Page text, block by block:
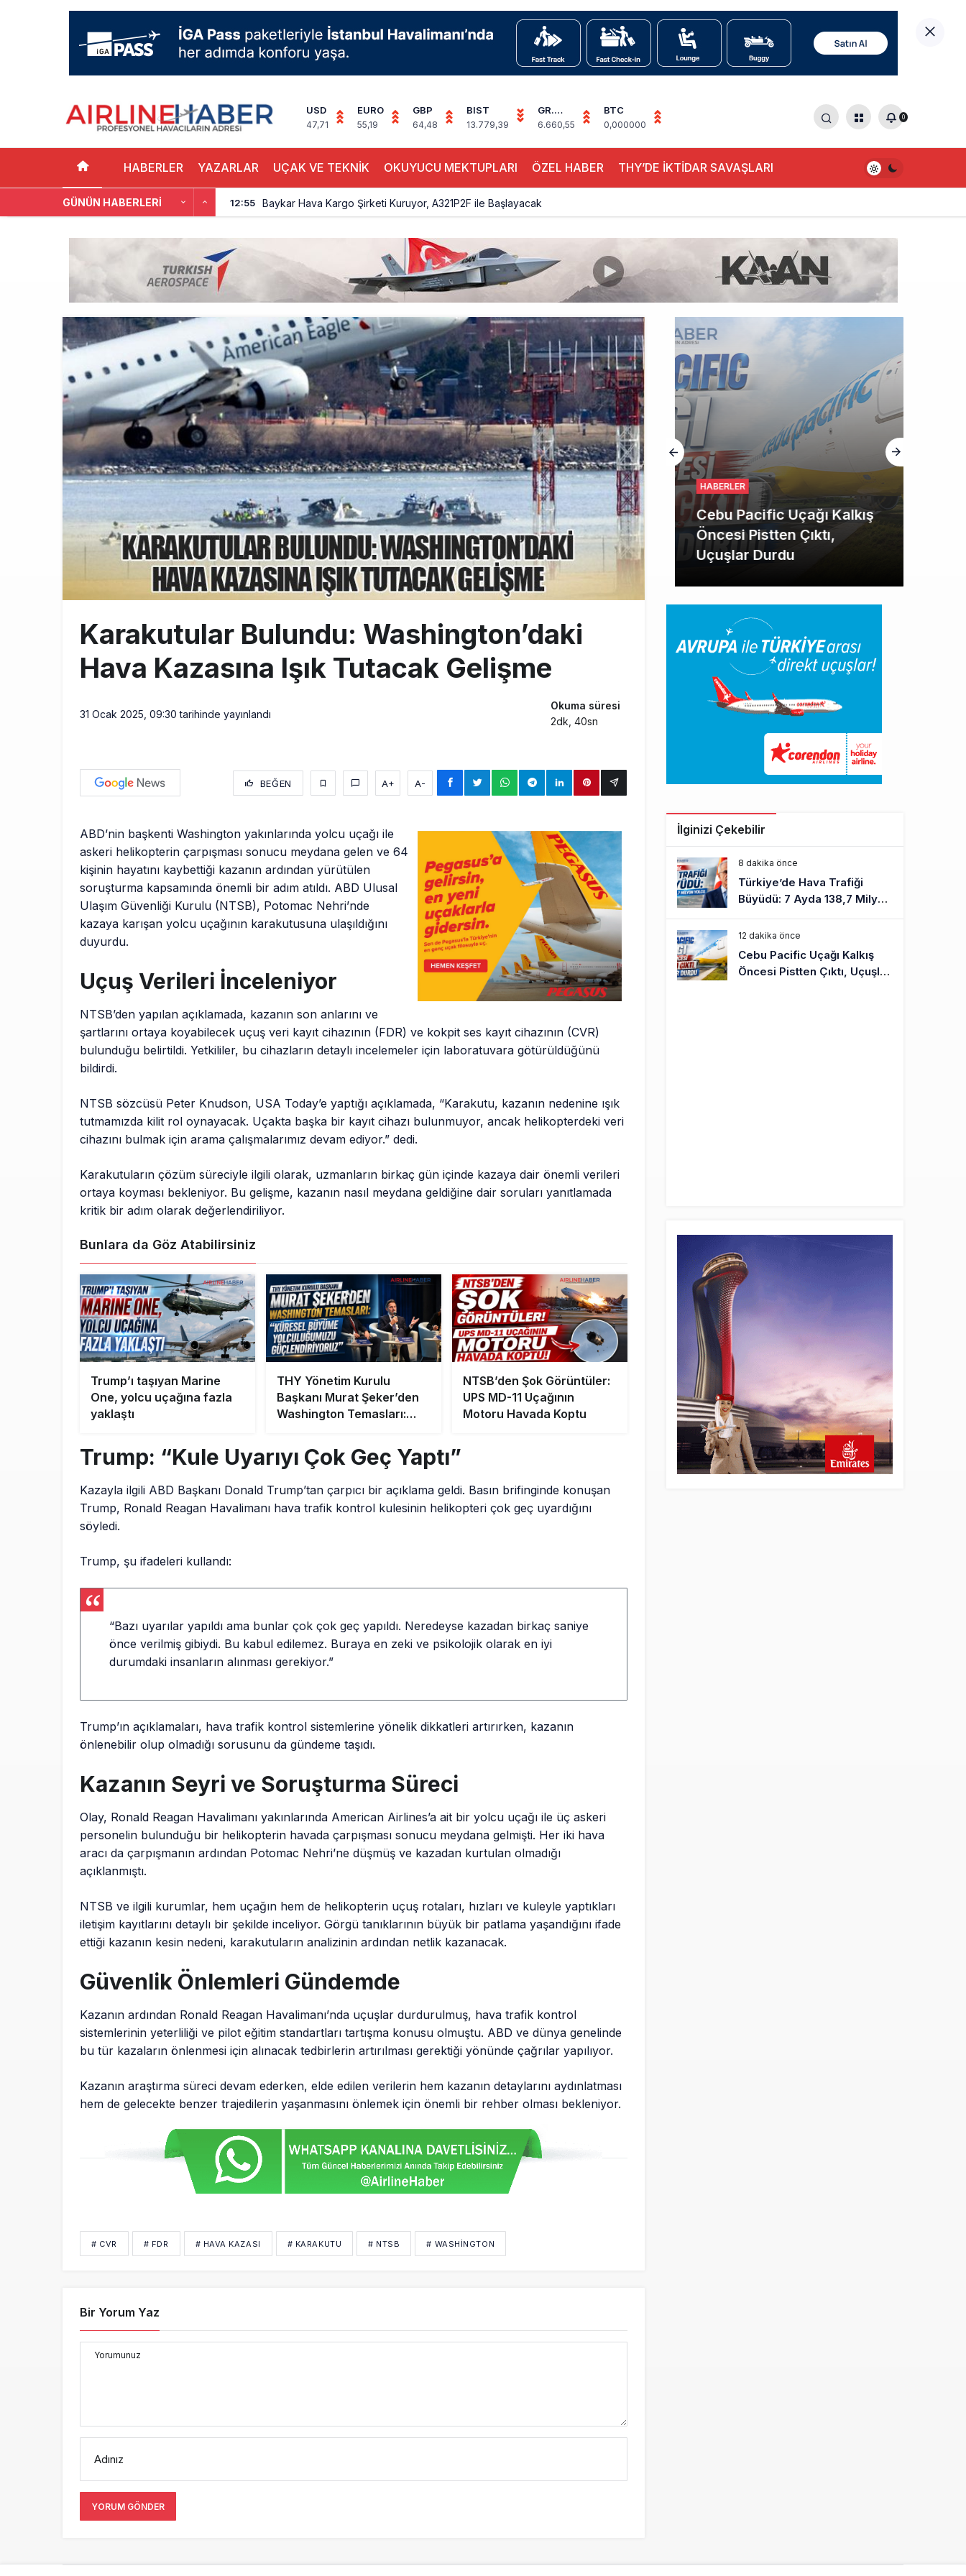
USD
47,71
EURO
55,19
GBP
64,48
BIST
13.779,39
GR.
ALTIN
6.660,55
BTC
0,000000
0
HABERLER YAZARLAR UÇAK VE TEKNİK OKUYUCU MEKTUPLARI ÖZEL HABER THY’DE İKTİDAR SAVAŞLARI
GÜNÜN HABERLERI 12:55 Baykar Hava Kargo Şirketi Kuruyor, A321P2F ile Başlayacak
Cebu Pacific Uçağı Kalkış Öncesi Pistten Çıktı, Uçuşlar Durdu
Turkish Technic’te Yeni Atama: Erdem Engin Göreve Başladı
THY, Yaklaşık 4,5 Yıl Sonra Minsk’e Yeniden Uçacak
11:58 İstanbul Havalimanı Avrupa’nın En Yoğunu Oldu, Dünyada 7’nciliğe Yükseldi
11:13 THY’nin Washington Uçağı Bulgaristan Üzerinden Geri Döndü
10:48 TOLUN P’den Yeni Atış Testi: AKINCI Hedefi Tam İsabetle Vurdu
Karakutular Bulundu: Washington’daki
Hava Kazasına Işık Tutacak Gelişme
31 Ocak 2025, 09:30 tarihinde yayınlandı
Okuma süresi
2dk, 40sn
BEĞEN A+ A-
ABD’nin başkenti Washington yakınlarında yolcu uçağı ile
askeri helikopterin çarpışması sonucu meydana gelen ve 64
kişinin hayatını kaybettiği kazanın ardından yürütülen
soruşturma kapsamında önemli bir adım atıldı. ABD Ulusal
Ulaşım Güvenliği Kurulu (NTSB), Potomac Nehri’nde
kazaya karışan yolcu uçağının karakutusuna ulaşıldığını
duyurdu.
Uçuş Verileri İnceleniyor
NTSB’den yapılan açıklamada, kazanın son anlarını ve
şartlarını ortaya koyabilecek uçuş veri kayıt cihazının (FDR) ve kokpit ses kayıt cihazının (CVR)
bulunduğu belirtildi. Yetkililer, bu cihazların detaylı incelemeler için laboratuvara götürüldüğünü
bildirdi.
NTSB sözcüsü Peter Knudson, USA Today’e yaptığı açıklamada, “Karakutu, kazanın nedenine ışık
tutmamızda kilit rol oynayacak. Uçakta başka bir kayıt cihazı bulunmuyor, ancak helikopterdeki veri
cihazını bulmak için arama çalışmalarımız devam ediyor.” dedi.
Karakutuların çözüm süreciyle ilgili olarak, uzmanların birkaç gün içinde kazaya dair önemli verileri
ortaya koyması bekleniyor. Bu gelişme, kazanın nasıl meydana geldiğine dair soruları yanıtlamada
kritik bir adım olarak değerlendiriliyor.
Bunlara da Göz Atabilirsiniz
Trump’ı taşıyan Marine
One, yolcu uçağına fazla
yaklaştı
THY Yönetim Kurulu
Başkanı Murat Şeker’den
Washington Temasları:
Yolculuğumuzu
Güçlendiriyoruz”
NTSB’den Şok Görüntüler:
UPS MD-11 Uçağının
Motoru Havada Koptu
Trump: “Kule Uyarıyı Çok Geç Yaptı”
Kazayla ilgili ABD Başkanı Donald Trump’tan çarpıcı bir açıklama geldi. Basın brifinginde konuşan
Trump, Ronald Reagan Havalimanı hava trafik kontrol kulesinin helikopteri çok geç uyardığını
söyledi.
Trump, şu ifadeleri kullandı:
“Bazı uyarılar yapıldı ama bunlar çok çok geç yapıldı. Neredeyse kazadan birkaç saniye
önce verilmiş gibiydi. Bu kabul edilemez. Buraya en zeki ve psikolojik olarak en iyi
durumdaki insanların alınması gerekiyor.”
Trump’ın açıklamaları, hava trafik kontrol sistemlerine yönelik dikkatleri artırırken, kazanın
önlenebilir olup olmadığı sorusunu da gündeme taşıdı.
Kazanın Seyri ve Soruşturma Süreci
Olay, Ronald Reagan Havalimanı yakınlarında American Airlines’a ait bir yolcu uçağı ile üç askeri
personelin bulunduğu bir helikopterin havada çarpışması sonucu meydana gelmişti. Her iki hava
aracı da çarpışmanın ardından Potomac Nehri’ne düşmüş ve kazadan kurtulan olmadığı
açıklanmıştı.
NTSB ve ilgili kurumlar, hem uçağın hem de helikopterin uçuş rotaları, hızları ve kuleyle yaptıkları
iletişim kayıtlarını detaylı bir şekilde inceliyor. Görgü tanıklarının büyük bir patlama yaşandığını ifade
ettiği kazanın kesin nedeni, karakutuların analizinin ardından netlik kazanacak.
Güvenlik Önlemleri Gündemde
Kazanın ardından Ronald Reagan Havalimanı’nda uçuşlar durdurulmuş, hava trafik kontrol
sistemlerinin yeterliliği ve pilot eğitim standartları tartışma konusu olmuştu. ABD ve dünya genelinde
bu tür kazaların önlenmesi için alınacak tedbirlerin artırılması gerektiği yönünde çağrılar yapılıyor.
Kazanın araştırma süreci devam ederken, elde edilen verilerin hem kazanın detaylarını aydınlatması
hem de gelecekte benzer trajedilerin yaşanmasını önlemek için önemli bir rehber olması bekleniyor.
# CVR # FDR # HAVA KAZASI # KARAKUTU # NTSB # WASHINGTON
Bir Yorum Yaz
Yorumunuz
Adınız
YORUM GÖNDER
HABERLER
Cebu Pacific Uçağı Kalkış
Öncesi Pistten Çıktı,
Uçuşlar Durdu
İlginizi Çekebilir
8 dakika önce
Türkiye’de Hava Trafiği
Büyüdü: 7 Ayda 138,7 Milyon
Yolcu
12 dakika önce
Cebu Pacific Uçağı Kalkış
Öncesi Pistten Çıktı, Uçuşlar